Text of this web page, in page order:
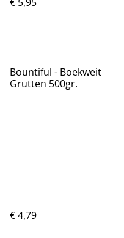
Bountiful - Boekweit
Grutten 500gr.
€ 4,79